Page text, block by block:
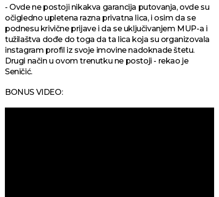
- Ovde ne postoji nikakva garancija putovanja, ovde su
očigledno upletena razna privatna lica, i osim da se
podnesu krivične prijave i da se uključivanjem MUP-a i
tužilaštva dođe do toga da ta lica koja su organizovala
instagram profil iz svoje imovine nadoknade štetu.
Drugi način u ovom trenutku ne postoji - rekao je
Seničić.
BONUS VIDEO: